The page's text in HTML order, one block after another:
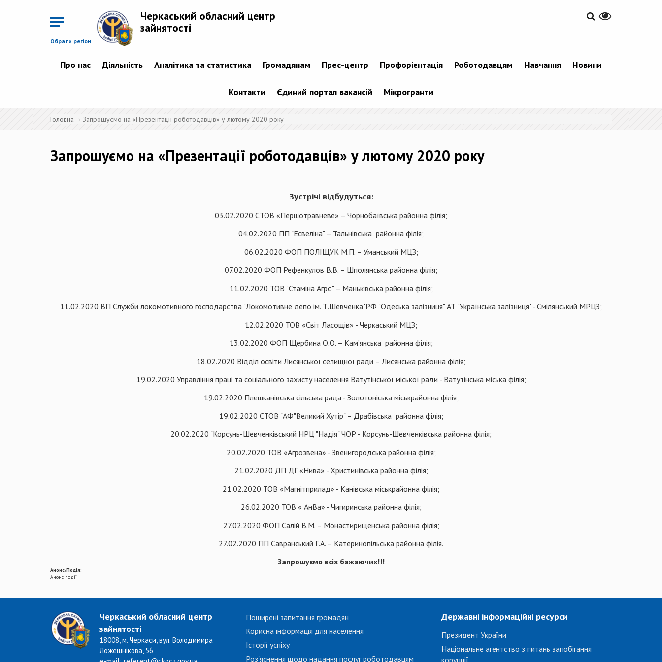
Обрати регіон
Черкаський обласний центр
зайнятості
Про нас Діяльність Аналітика та статистика Громадянам Прес-центр Профорієнтація Роботодавцям Навчання Новини
Контакти Єдиний портал вакансій Мікрогранти
Головна Запрошуємо на «Презентації роботодавців» у лютому 2020 року
Запрошуємо на «Презентації роботодавців» у лютому 2020 року
Зустрічі відбудуться:
03.02.2020 СТОВ «Першотравневе» – Чорнобаївська районна філія;
04.02.2020 ПП "Есвеліна" – Тальнівська районна філія;
06.02.2020 ФОП ПОЛІЩУК М.П. – Уманський МЦЗ;
07.02.2020 ФОП Рефенкулов В.В. – Шполянська районна філія;
11.02.2020 ТОВ "Стаміна Агро" – Маньківська районна філія;
11.02.2020 ВП Служби локомотивного господарства "Локомотивне депо ім. Т.Шевченка"РФ "Одеська залізниця" АТ "Українська залізниця" - Смілянський МРЦЗ;
12.02.2020 ТОВ «Світ Ласощів» - Черкаський МЦЗ;
13.02.2020 ФОП Щербина О.О. – Кам’янська районна філія;
18.02.2020 Відділ освіти Лисянської селищної ради – Лисянська районна філія;
19.02.2020 Управління праці та соціального захисту населення Ватутінської міської ради - Ватутінська міська філія;
19.02.2020 Плешканівська сільська рада - Золотоніська міськрайонна філія;
19.02.2020 СТОВ "АФ"Великий Хутір" – Драбівська районна філія;
20.02.2020 "Корсунь-Шевченківський НРЦ "Надія" ЧОР - Корсунь-Шевченківська районна філія;
20.02.2020 ТОВ «Агрозвена» - Звенигородська районна філія;
21.02.2020 ДП ДГ «Нива» - Христинівська районна філія;
21.02.2020 ТОВ «Магнітприлад» - Канівська міськрайонна філія;
26.02.2020 ТОВ « АнВа» - Чигиринська районна філія;
27.02.2020 ФОП Салій В.М. – Монастирищенська районна філія;
27.02.2020 ПП Савранський Г.А. – Катеринопільська районна філія.
Запрошуємо всіх бажаючих!!!
Анонс/Подія:
Анонс події
Черкаський обласний центр
зайнятості
18008, м. Черкаси, вул. Володимира
Ложешнікова, 56
Поширені запитання громадян
Корисна інформація для населення
Історії успіху
Роз'яснення щодо надання послуг роботодавцям
Державні інформаційні ресурси
Президент України
Національне агентство з питань запобігання
корупції